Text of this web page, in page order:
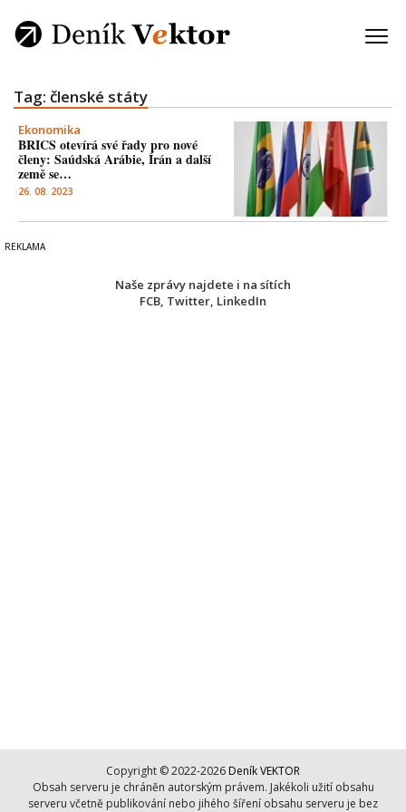
Tag: členské státy
Ekonomika
BRICS otevírá své řady pro nové
členy: Saúdská Arábie, Írán a další
země se…
26. 08. 2023
Naše zprávy najdete i na sítích
FCB, Twitter, LinkedIn
Copyright © 2022-2026 Deník VEKTOR
Obsah serveru je chráněn autorským právem. Jakékoli užití obsahu
serveru včetně publikování nebo jihého šíření obsahu serveru je bez